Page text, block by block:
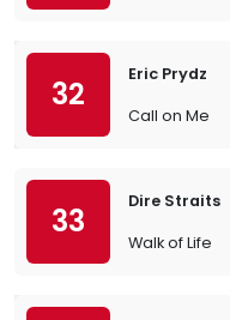
32
Eric Prydz
Call on Me
33
Dire Straits
Walk of Life